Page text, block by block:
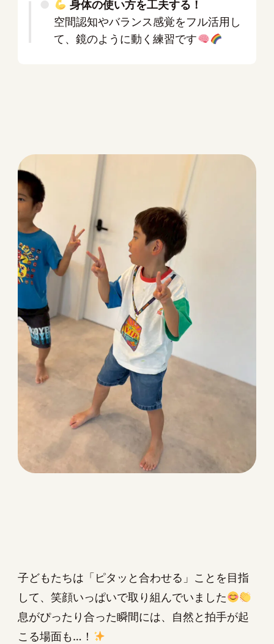
身体の使い方を工夫する！
空間認知やバランス感覚をフル活用し
て、鏡のように動く練習です
子どもたちは「ピタッと合わせる」ことを目指
して、笑顔いっぱいで取り組んでいました
息がぴったり合った瞬間には、自然と拍手が起
こる場面も…！